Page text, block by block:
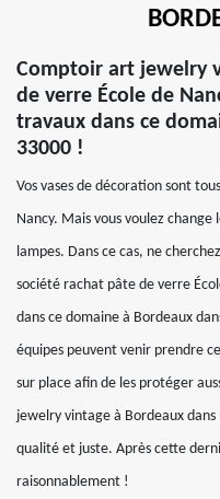
Comptoir art jewelry
de verre École de
travaux dans ce
33000 !
Vos vases de décoration sont
Nancy. Mais vous voulez change
lampes. Dans ce cas, ne
société rachat pâte de verre
dans ce domaine à Bordeaux
équipes peuvent venir prendre
sur place afin de les protéger
jewelry vintage à Bordeaux
qualité et juste. Après cette
raisonnablement !